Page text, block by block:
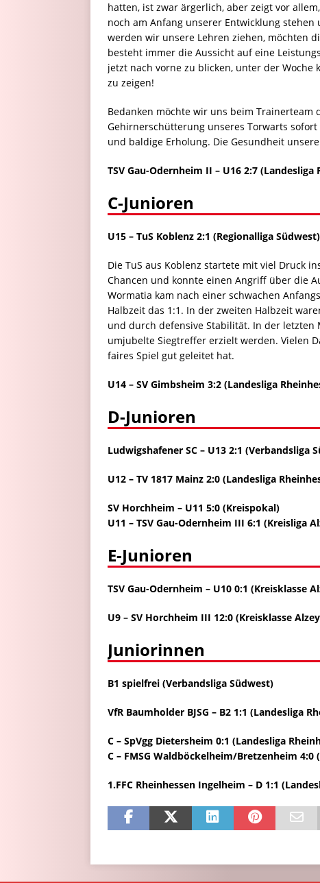
hatten, ist zwar ärgerlich, aber zeigt vor
noch am Anfang unserer Entwicklung
werden wir unsere Lehren ziehen, möchten
besteht immer die Aussicht auf eine
jetzt nach vorne zu blicken, unter der
zu zeigen!
Bedanken möchte wir uns beim Trainerteam
Gehirnerschütterung unseres Torwarts
und baldige Erholung. Die Gesundheit
TSV Gau-Odernheim II – U16 2:7 (Landesliga
C-Junioren
U15 – TuS Koblenz 2:1 (Regionalliga Südwest)
Die TuS aus Koblenz startete mit viel Druck
Chancen und konnte einen Angriff über die
Wormatia kam nach einer schwachen
Halbzeit das 1:1. In der zweiten Halbzeit
und durch defensive Stabilität. In der
umjubelte Siegtreffer erzielt werden. Vielen
faires Spiel gut geleitet hat.
U14 – SV Gimbsheim 3:2 (Landesliga
D-Junioren
Ludwigshafener SC – U13 2:1 (Verbandsliga
U12 – TV 1817 Mainz 2:0 (Landesliga
SV Horchheim – U11 5:0 (Kreispokal)
U11 – TSV Gau-Odernheim III 6:1 (Kreisliga
E-Junioren
TSV Gau-Odernheim – U10 0:1 (Kreisklasse
U9 – SV Horchheim III 12:0 (Kreisklasse
Juniorinnen
B1 spielfrei (Verbandsliga Südwest)
VfR Baumholder BJSG – B2 1:1 (Landesliga
C – SpVgg Dietersheim 0:1 (Landesliga
C – FMSG Waldböckelheim/Bretzenheim 4:0
1.FFC Rheinhessen Ingelheim – D 1:1